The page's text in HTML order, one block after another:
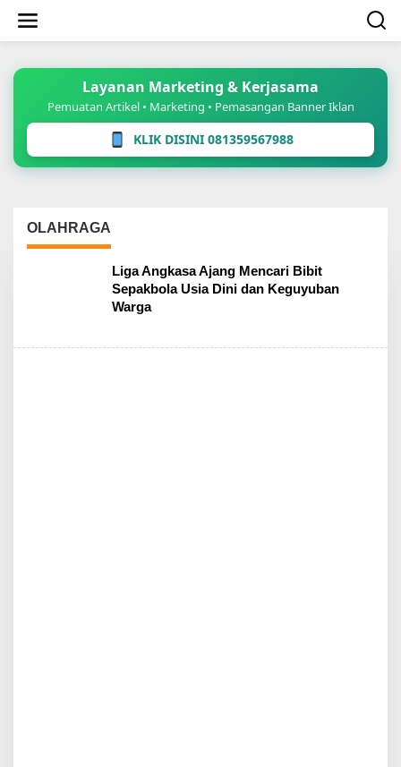
konten
Layanan Marketing & Kerjasama
Pemuatan Artikel • Marketing • Pemasangan Banner Iklan
KLIK DISINI 081359567988
OLAHRAGA
Liga Angkasa Ajang Mencari Bibit
Sepakbola Usia Dini dan Keguyuban
Warga